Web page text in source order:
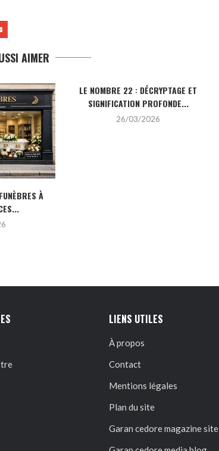
AIMER
À
LE NOMBRE 22 : DÉCRYPTAGE ET
SIGNIFICATION PROFONDE...
26/03/2026
LIENS UTILES
À propos
Contact
Mentions légales
Plan du site
Garan cedore magazine site